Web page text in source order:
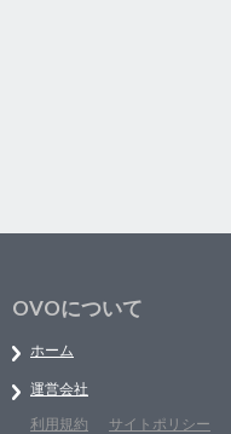
OVOについて
ホーム
運営会社
利用規約
サイトポリシー